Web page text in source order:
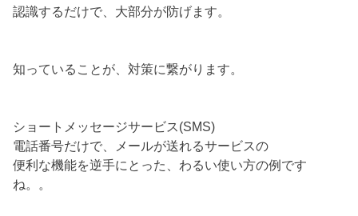
認識するだけで、大部分が防げます。
知っていることが、対策に繋がります。
ショートメッセージサービス(SMS)
電話番号だけで、メールが送れるサービスの
便利な機能を逆手にとった、わるい使い方の例です
ね。。